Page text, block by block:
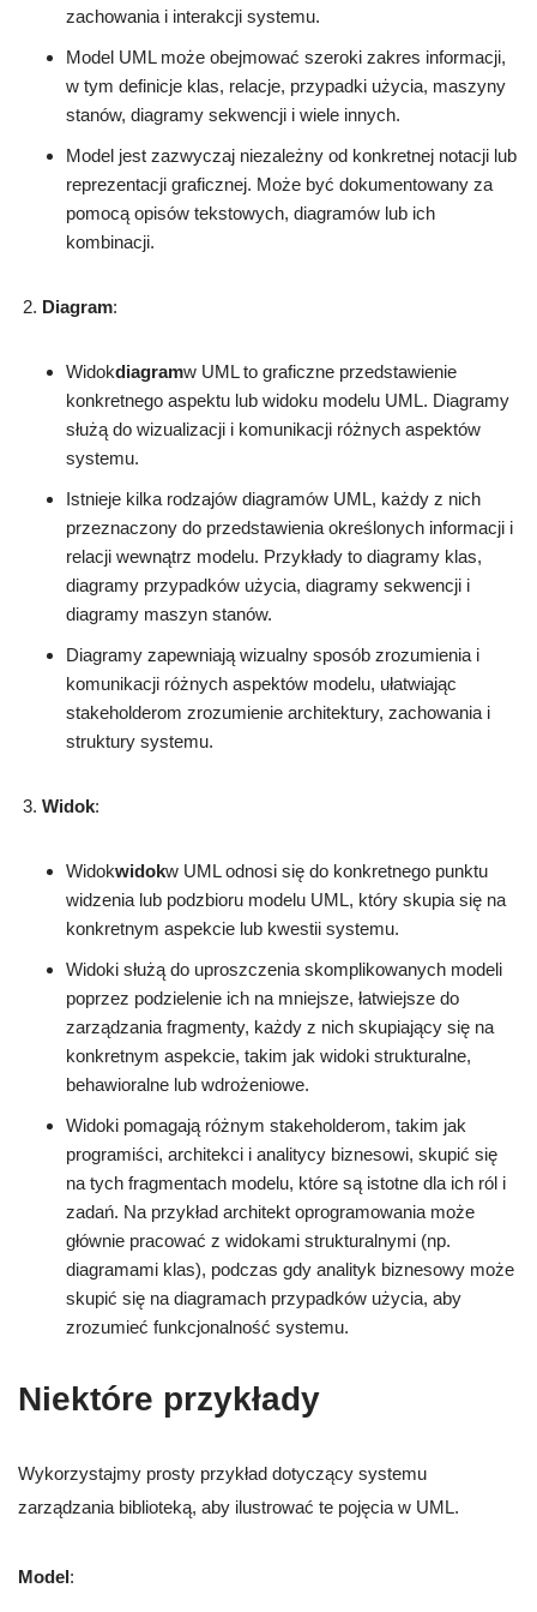
zachowania i interakcji systemu.
Model UML może obejmować szeroki zakres informacji,
w tym definicje klas, relacje, przypadki użycia, maszyny
stanów, diagramy sekwencji i wiele innych.
Model jest zazwyczaj niezależny od konkretnej notacji lub
reprezentacji graficznej. Może być dokumentowany za
pomocą opisów tekstowych, diagramów lub ich
kombinacji.
Diagram:
Widokdiagramw UML to graficzne przedstawienie
konkretnego aspektu lub widoku modelu UML. Diagramy
służą do wizualizacji i komunikacji różnych aspektów
systemu.
Istnieje kilka rodzajów diagramów UML, każdy z nich
przeznaczony do przedstawienia określonych informacji i
relacji wewnątrz modelu. Przykłady to diagramy klas,
diagramy przypadków użycia, diagramy sekwencji i
diagramy maszyn stanów.
Diagramy zapewniają wizualny sposób zrozumienia i
komunikacji różnych aspektów modelu, ułatwiając
stakeholderom zrozumienie architektury, zachowania i
struktury systemu.
Widok:
Widokwidokw UML odnosi się do konkretnego punktu
widzenia lub podzbioru modelu UML, który skupia się na
konkretnym aspekcie lub kwestii systemu.
Widoki służą do uproszczenia skomplikowanych modeli
poprzez podzielenie ich na mniejsze, łatwiejsze do
zarządzania fragmenty, każdy z nich skupiający się na
konkretnym aspekcie, takim jak widoki strukturalne,
behawioralne lub wdrożeniowe.
Widoki pomagają różnym stakeholderom, takim jak
programiści, architekci i analitycy biznesowi, skupić się
na tych fragmentach modelu, które są istotne dla ich ról i
zadań. Na przykład architekt oprogramowania może
głównie pracować z widokami strukturalnymi (np.
diagramami klas), podczas gdy analityk biznesowy może
skupić się na diagramach przypadków użycia, aby
zrozumieć funkcjonalność systemu.
Niektóre przykłady
Wykorzystajmy prosty przykład dotyczący systemu
zarządzania biblioteką, aby ilustrować te pojęcia w UML.
Model: